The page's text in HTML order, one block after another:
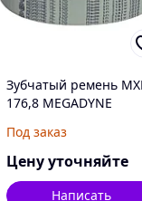
Зубчатый ремень
176,8 MEGADYNE
Под заказ
Цену уточняйте
Написать